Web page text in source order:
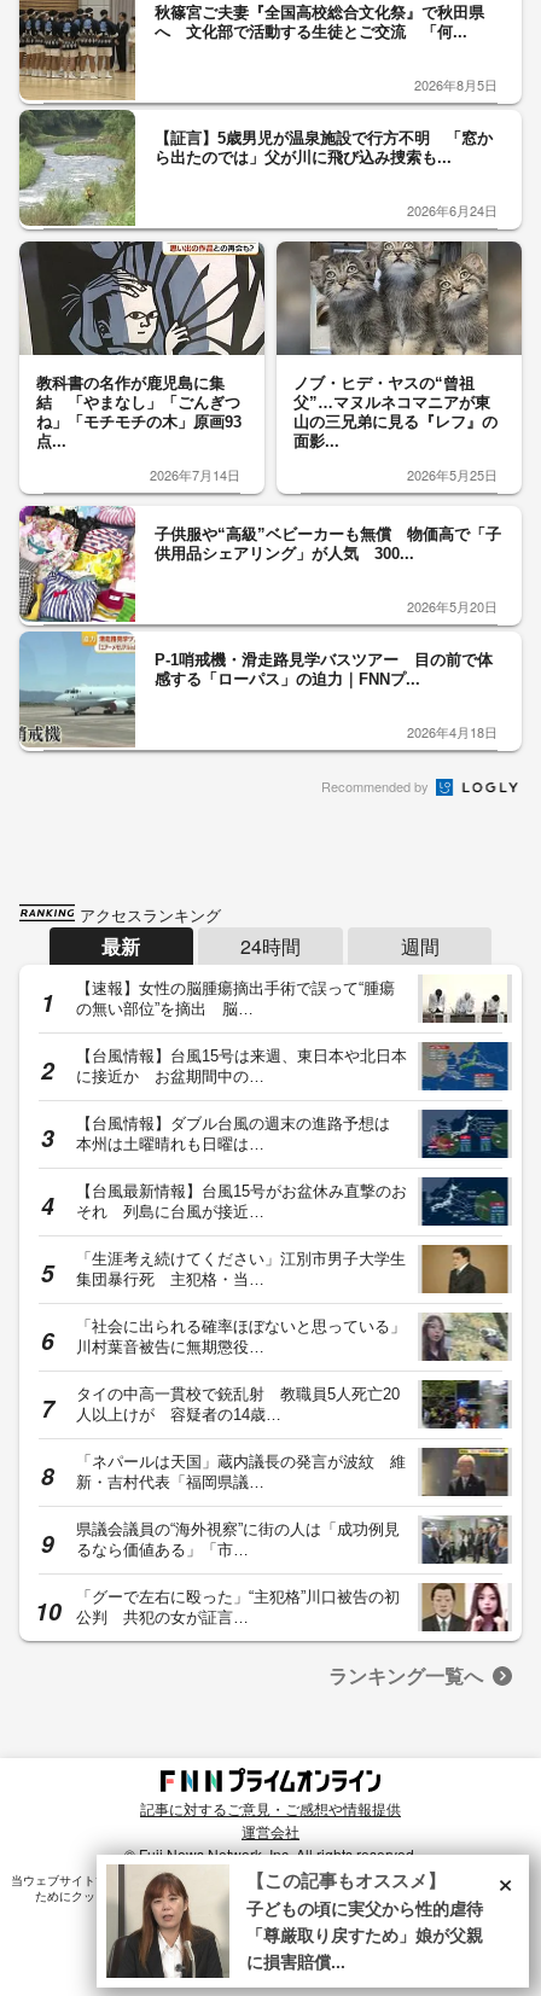
秋篠宮ご夫妻『全国高校総合文化祭』で秋田県
へ 文化部で活動する生徒とご交流 「何...
2026年8月5日
【証言】5歳男児が温泉施設で行方不明 「窓か
ら出たのでは」父が川に飛び込み捜索も...
2026年6月24日
教科書の名作が鹿児島に集
結 「やまなし」「ごんぎつ
ね」「モチモチの木」原画93
点...
2026年7月14日
ノブ・ヒデ・ヤスの“曾祖
父”…マヌルネコマニアが東
山の三兄弟に見る『レフ』の
面影...
2026年5月25日
子供服や“高級”ベビーカーも無償 物価高で「子
供用品シェアリング」が人気 300...
2026年5月20日
P-1哨戒機・滑走路見学バスツアー 目の前で体
感する「ローパス」の迫力｜FNNプ...
2026年4月18日
Recommended by
アクセスランキング
最新 24時間 週間
【速報】女性の脳腫瘍摘出手術で誤って“腫瘍
の無い部位”を摘出 脳…
【台風情報】台風15号は来週、東日本や北日本
に接近か お盆期間中の…
【台風情報】ダブル台風の週末の進路予想は
本州は土曜晴れも日曜は…
【台風最新情報】台風15号がお盆休み直撃のお
それ 列島に台風が接近…
「生涯考え続けてください」江別市男子大学生
集団暴行死 主犯格・当…
「社会に出られる確率ほぼないと思っている」
川村葉音被告に無期懲役…
タイの中高一貫校で銃乱射 教職員5人死亡20
人以上けが 容疑者の14歳…
「ネパールは天国」蔵内議長の発言が波紋 維
新・吉村代表「福岡県議…
県議会議員の“海外視察”に街の人は「成功例見
るなら価値ある」「市…
「グーで左右に殴った」“主犯格”川口被告の初
公判 共犯の女が証言…
ランキング一覧へ
記事に対するご意見・ご感想や情報提供
運営会社
© Fuji News Network, Inc. All rights reserved.
当ウェブサイトでは、ユーザのニーズ・興味・関⼼に合致したコンテンツや広告配信を提供する
ためにクッキーを使⽤しています。詳細は、
プライバシーポリシー をご確認ください。×
【この記事もオススメ】
子どもの頃に実父から性的虐待
「尊厳取り戻すため」娘が父親
に損害賠償...